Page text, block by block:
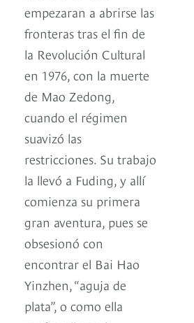
empezaran a abrirse las
fronteras tras el fin de
la Revolución Cultural
en 1976, con la muerte
de Mao Zedong,
cuando el régimen
suavizó las
restricciones. Su trabajo
la llevó a Fuding, y allí
comienza su primera
gran aventura, pues se
obsesionó con
encontrar el Bai Hao
Yinzhen, “aguja de
plata”, o como ella